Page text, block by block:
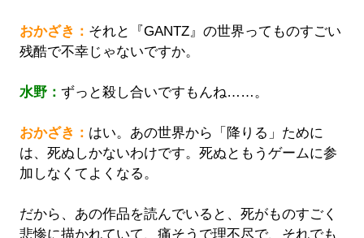
おかざき： それと『GANTZ』の世界ってものすごい
残酷で不幸じゃないですか。
水野： ずっと殺し合いですもんね……。
おかざき： はい。あの世界から「降りる」ために
は、死ぬしかないわけです。死ぬともうゲームに参
加しなくてよくなる。
だから、あの作品を読んでいると、死がものすごく
悲惨に描かれていて、痛そうで理不尽で、それでも